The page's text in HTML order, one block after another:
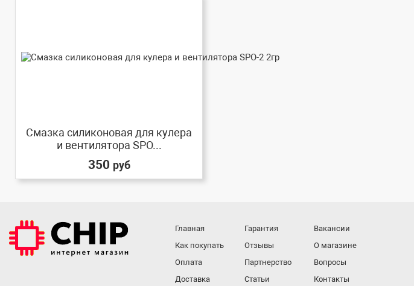
Смазка силиконовая для кулера
и вентилятора SPO...
350 руб
Главная
Как покупать
Оплата
Доставка
Гарантия
Отзывы
Партнерство
Статьи
Вакансии
О магазине
Вопросы
Контакты